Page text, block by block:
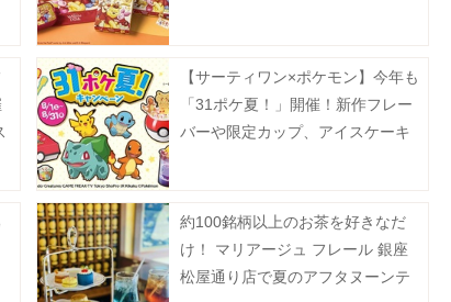
【サーティワン×ポケモン】今年も
「31ポケ夏！」開催！新作フレー
バーや限定カップ、アイスケーキ
約100銘柄以上のお茶を好きなだ
け！ マリアージュ フレール 銀座
松屋通り店で夏のアフタヌーンテ